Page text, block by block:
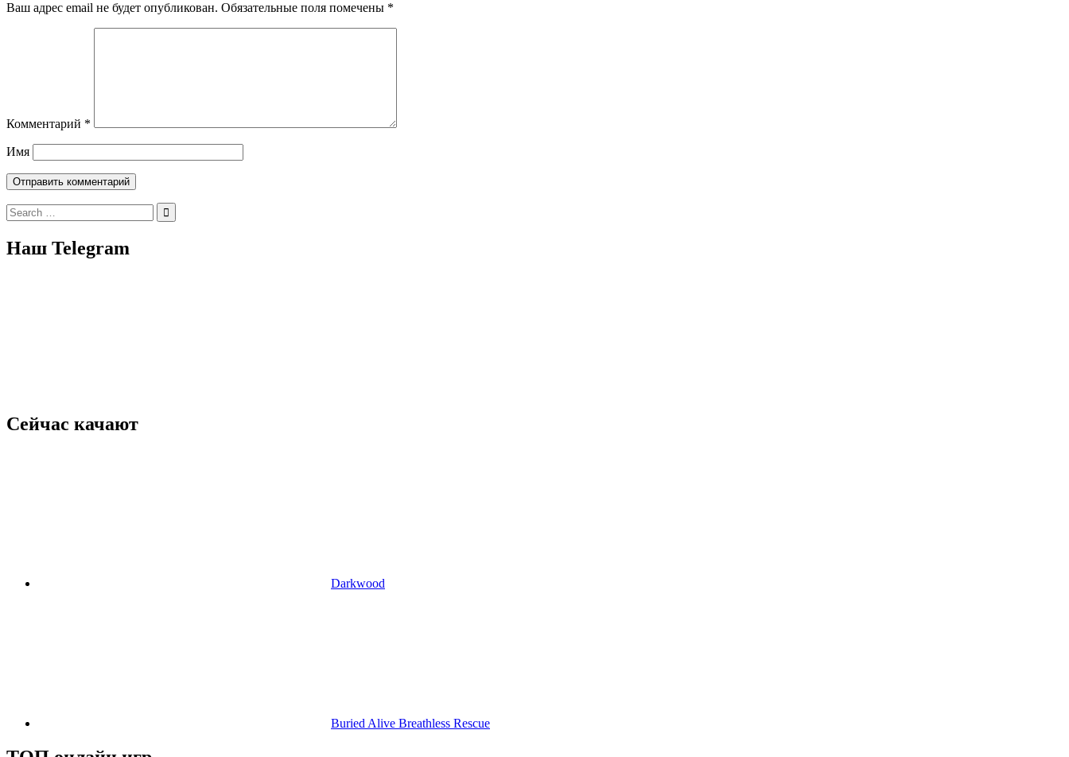
Ваш адрес email не будет опубликован. Обязательные поля помечены *
Комментарий *
Имя
Search
for:
Наш Telegram
Сейчас качают
Darkwood
Buried Alive Breathless Rescue